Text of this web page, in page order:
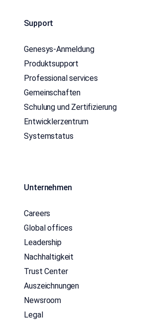
Support
Genesys-Anmeldung
Produktsupport
Professional services
Gemeinschaften
Schulung und Zertifizierung
Entwicklerzentrum
Systemstatus
Unternehmen
Careers
Global offices
Leadership
Nachhaltigkeit
Trust Center
Auszeichnungen
Newsroom
Legal